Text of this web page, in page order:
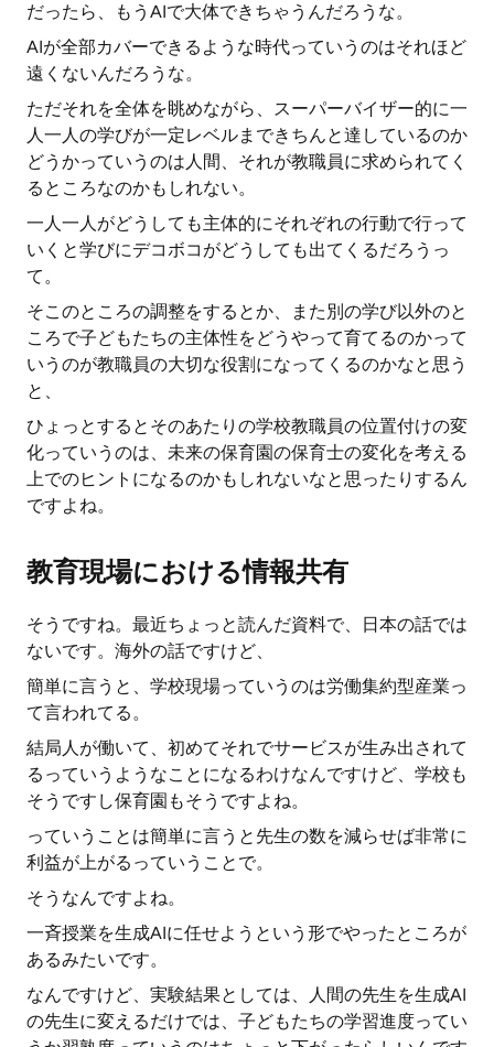
だったら、もうAIで大体できちゃうんだろうな。
AIが全部カバーできるような時代っていうのはそれほど
遠くないんだろうな。
ただそれを全体を眺めながら、スーパーバイザー的に一
人一人の学びが一定レベルまできちんと達しているのか
どうかっていうのは人間、それが教職員に求められてく
るところなのかもしれない。
一人一人がどうしても主体的にそれぞれの行動で行って
いくと学びにデコボコがどうしても出てくるだろうっ
て。
そこのところの調整をするとか、また別の学び以外のと
ころで子どもたちの主体性をどうやって育てるのかって
いうのが教職員の大切な役割になってくるのかなと思う
と、
ひょっとするとそのあたりの学校教職員の位置付けの変
化っていうのは、未来の保育園の保育士の変化を考える
上でのヒントになるのかもしれないなと思ったりするん
ですよね。
教育現場における情報共有
そうですね。最近ちょっと読んだ資料で、日本の話では
ないです。海外の話ですけど、
簡単に言うと、学校現場っていうのは労働集約型産業っ
て言われてる。
結局人が働いて、初めてそれでサービスが生み出されて
るっていうようなことになるわけなんですけど、学校も
そうですし保育園もそうですよね。
っていうことは簡単に言うと先生の数を減らせば非常に
利益が上がるっていうことで。
そうなんですよね。
一斉授業を生成AIに任せようという形でやったところが
あるみたいです。
なんですけど、実験結果としては、人間の先生を生成AI
の先生に変えるだけでは、子どもたちの学習進度ってい